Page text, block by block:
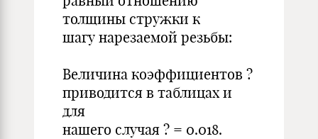
толщины стружки к
шагу нарезаемой резьбы:
Величина коэффициентов ?
приводится в таблицах и
для
нашего случая ? = 0.018.